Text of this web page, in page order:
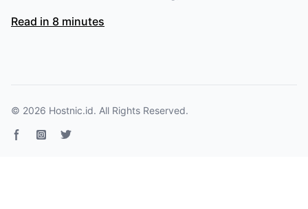
Read in 8 minutes
© 2026 Hostnic.id. All Rights Reserved.